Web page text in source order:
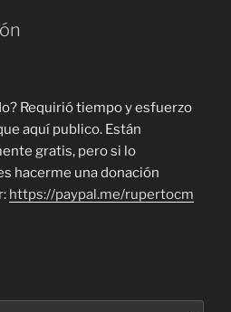
Requirió tiempo y esfuerzo
aquí publico. Están
gratis, pero si lo
hacerme una donación
https://paypal.me/rupertocm